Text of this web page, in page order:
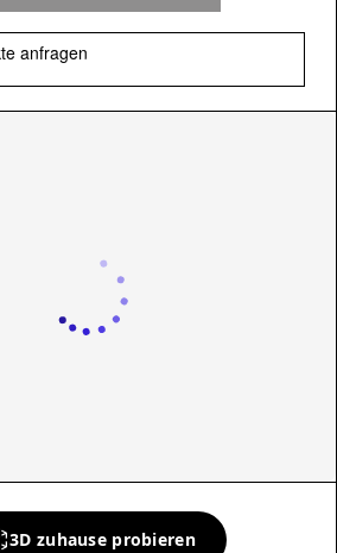
anfragen
3D zuhause probieren